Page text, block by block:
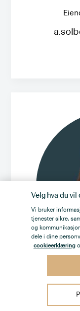
Velg hva du vil
Vi bruker
tjenester sikre,
og
dele i dine
cookieerklæring